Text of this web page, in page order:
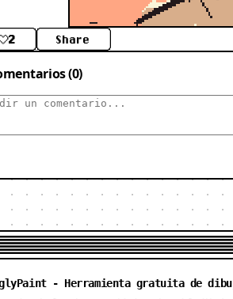
2 Share
(0)
- Herramienta gratuita de